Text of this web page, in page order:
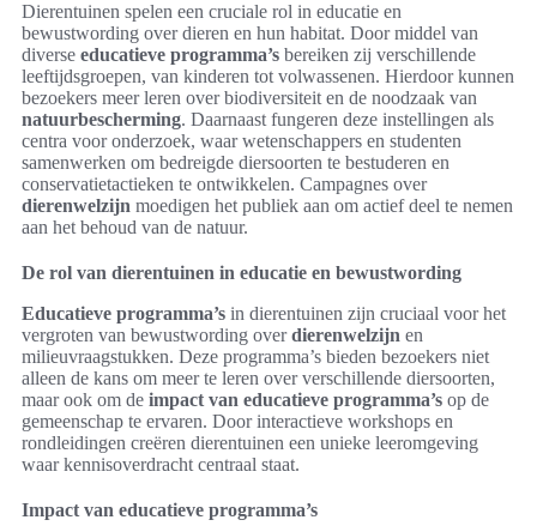
Dierentuinen spelen een cruciale rol in educatie en
bewustwording over dieren en hun habitat. Door middel van
diverse educatieve programma’s bereiken zij verschillende
leeftijdsgroepen, van kinderen tot volwassenen. Hierdoor kunnen
bezoekers meer leren over biodiversiteit en de noodzaak van
natuurbescherming. Daarnaast fungeren deze instellingen als
centra voor onderzoek, waar wetenschappers en studenten
samenwerken om bedreigde diersoorten te bestuderen en
conservatietactieken te ontwikkelen. Campagnes over
dierenwelzijn moedigen het publiek aan om actief deel te nemen
aan het behoud van de natuur.
De rol van dierentuinen in educatie en bewustwording
Educatieve programma’s in dierentuinen zijn cruciaal voor het
vergroten van bewustwording overdierenwelzijn en
milieuvraagstukken. Deze programma’s bieden bezoekers niet
alleen de kans om meer te leren over verschillende diersoorten,
maar ook om de impact van educatieve programma’s op de
gemeenschap te ervaren. Door interactieve workshops en
rondleidingen creëren dierentuinen een unieke leeromgeving
waar kennisoverdracht centraal staat.
Impact van educatieve programma’s